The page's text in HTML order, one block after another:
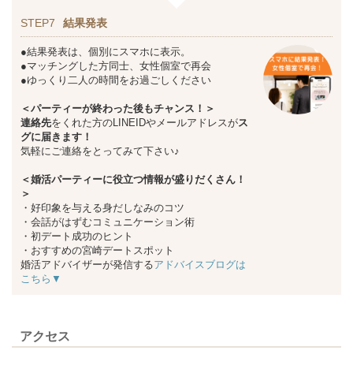
STEP7 結果発表
●結果発表は、個別にスマホに表示。
●マッチングした方同士、女性個室で再会
●ゆっくり二人の時間をお過ごしください
＜パーティーが終わった後もチャンス！＞
連絡先をくれた方のLINEIDやメールアドレスがス
グに届きます！
気軽にご連絡をとってみて下さい♪
＜婚活パーティーに役立つ情報が盛りだくさん！
＞
・好印象を与える身だしなみのコツ
・会話がはずむコミュニケーション術
・初デート成功のヒント
・おすすめの宮崎デートスポット
婚活アドバイザーが発信するアドバイスブログは
こちら▼
アクセス